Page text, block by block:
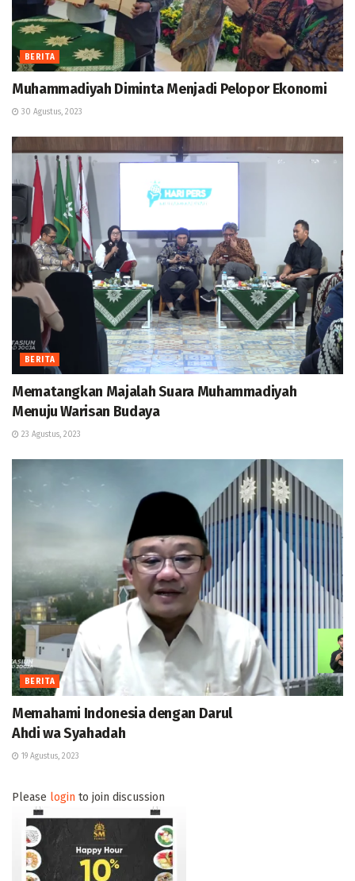
BERITA
Muhammadiyah Diminta Menjadi Pelopor Ekonomi
30 Agustus, 2023
BERITA
Mematangkan Majalah Suara Muhammadiyah
Menuju Warisan Budaya
23 Agustus, 2023
BERITA
Memahami Indonesia dengan Darul
Ahdi wa Syahadah
19 Agustus, 2023
Please login to join discussion